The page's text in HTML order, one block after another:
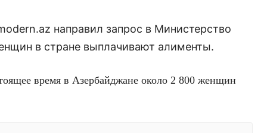
направил запрос в Министерство
в стране выплачивают алименты.
время в Азербайджане около 2 800 женщин